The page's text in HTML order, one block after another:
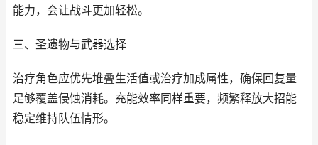
能力，会让战斗更加轻松。
三、圣遗物与武器选择
治疗角色应优先堆叠生活值或治疗加成属性，确保回复量
足够覆盖侵蚀消耗。充能效率同样重要，频繁释放大招能
稳定维持队伍情形。